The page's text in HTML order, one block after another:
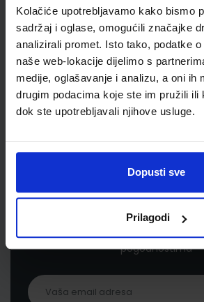
Kolačiće upotrebljavamo kako bismo
sadržaj i oglase, omogućili značajke
analizirali promet. Isto tako, podatke
naše web-lokacije dijelimo s
medije, oglašavanje i analizu, a oni ih
drugim podacima koje ste im pružili ili
dok ste upotrebljavali njihove usluge.
Dopusti sve
Prilagodi
Jedinična mjera
kom
Newsletter
Prijavite se kako bi primali
proizvodima i uslugama,
pogodnostima